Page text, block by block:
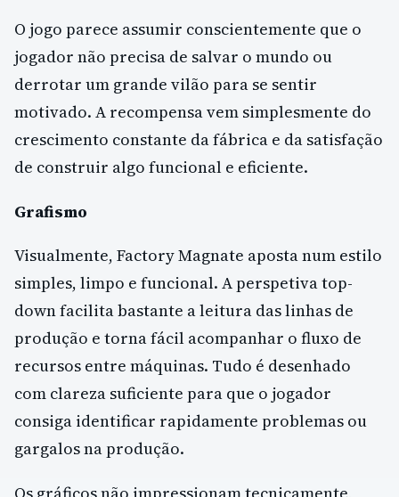
O jogo parece assumir conscientemente que o
jogador não precisa de salvar o mundo ou
derrotar um grande vilão para se sentir
motivado. A recompensa vem simplesmente do
crescimento constante da fábrica e da satisfação
de construir algo funcional e eficiente.
Grafismo
Visualmente, Factory Magnate aposta num estilo
simples, limpo e funcional. A perspetiva top-
down facilita bastante a leitura das linhas de
produção e torna fácil acompanhar o fluxo de
recursos entre máquinas. Tudo é desenhado
com clareza suficiente para que o jogador
consiga identificar rapidamente problemas ou
gargalos na produção.